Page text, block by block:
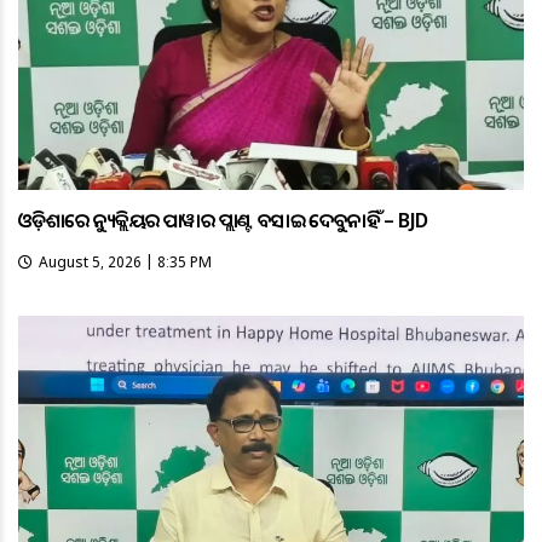
ଓଡ଼ିଶାରେ ନ୍ୟୁକ୍ଲିୟର ପାୱାର ପ୍ଲାଣ୍ଟ ବସାଇ ଦେବୁନାହିଁ – BJD
August 5, 2026 | 8:35 PM